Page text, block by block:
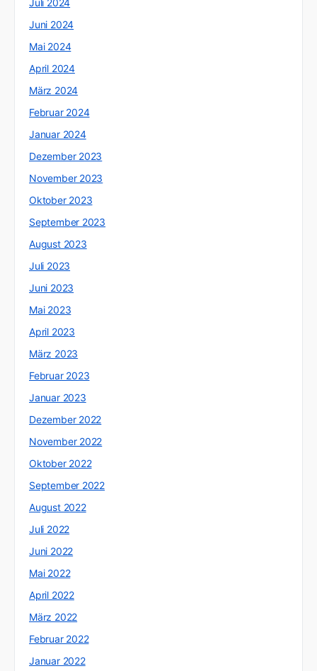
Juli 2024
Juni 2024
Mai 2024
April 2024
März 2024
Februar 2024
Januar 2024
Dezember 2023
November 2023
Oktober 2023
September 2023
August 2023
Juli 2023
Juni 2023
Mai 2023
April 2023
März 2023
Februar 2023
Januar 2023
Dezember 2022
November 2022
Oktober 2022
September 2022
August 2022
Juli 2022
Juni 2022
Mai 2022
April 2022
März 2022
Februar 2022
Januar 2022